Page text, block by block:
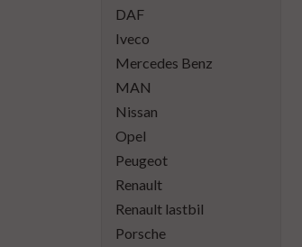
DAF
Iveco
Mercedes Benz
MAN
Nissan
Opel
Peugeot
Renault
Renault lastbil
Porsche